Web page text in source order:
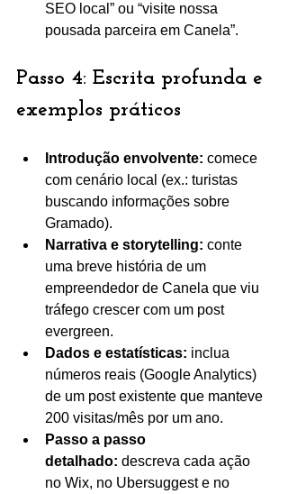
SEO local” ou “visite nossa
pousada parceira em Canela”.
Passo 4: Escrita profunda e
exemplos práticos
Introdução envolvente: comece
com cenário local (ex.: turistas
buscando informações sobre
Gramado).
Narrativa e storytelling: conte
uma breve história de um
empreendedor de Canela que viu
tráfego crescer com um post
evergreen.
Dados e estatísticas: inclua
números reais (Google Analytics)
de um post existente que manteve
200 visitas/mês por um ano.
Passo a passo
detalhado: descreva cada ação
no Wix, no Ubersuggest e no